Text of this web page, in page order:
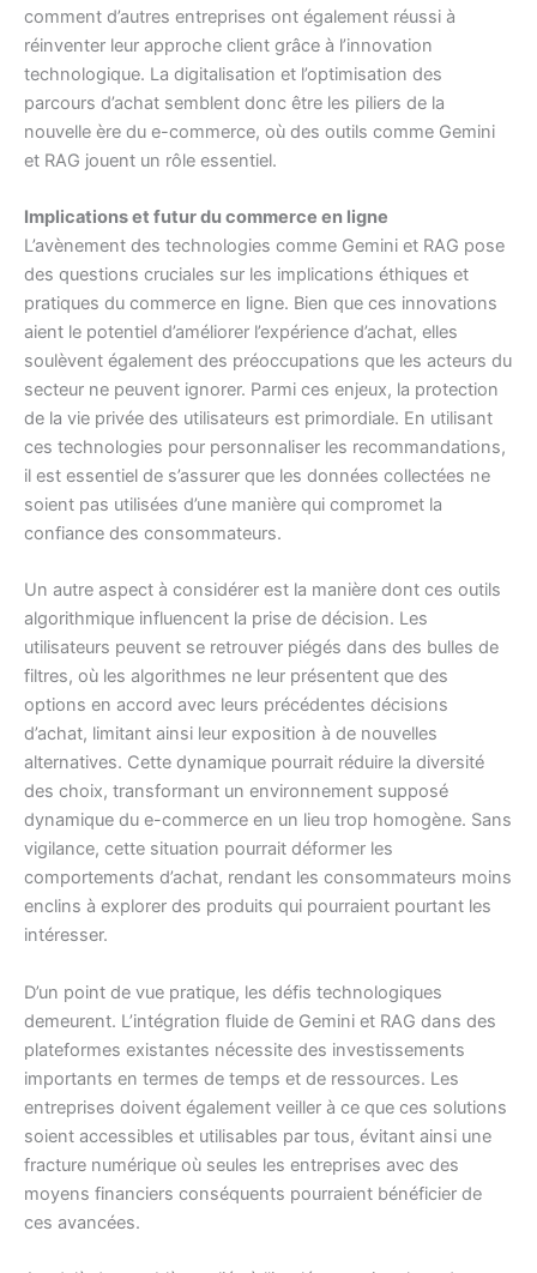
comment d’autres entreprises ont également réussi à
réinventer leur approche client grâce à l’innovation
technologique. La digitalisation et l’optimisation des
parcours d’achat semblent donc être les piliers de la
nouvelle ère du e-commerce, où des outils comme Gemini
et RAG jouent un rôle essentiel.
Implications et futur du commerce en ligne
L’avènement des technologies comme Gemini et RAG pose
des questions cruciales sur les implications éthiques et
pratiques du commerce en ligne. Bien que ces innovations
aient le potentiel d’améliorer l’expérience d’achat, elles
soulèvent également des préoccupations que les acteurs du
secteur ne peuvent ignorer. Parmi ces enjeux, la protection
de la vie privée des utilisateurs est primordiale. En utilisant
ces technologies pour personnaliser les recommandations,
il est essentiel de s’assurer que les données collectées ne
soient pas utilisées d’une manière qui compromet la
confiance des consommateurs.
Un autre aspect à considérer est la manière dont ces outils
algorithmique influencent la prise de décision. Les
utilisateurs peuvent se retrouver piégés dans des bulles de
filtres, où les algorithmes ne leur présentent que des
options en accord avec leurs précédentes décisions
d’achat, limitant ainsi leur exposition à de nouvelles
alternatives. Cette dynamique pourrait réduire la diversité
des choix, transformant un environnement supposé
dynamique du e-commerce en un lieu trop homogène. Sans
vigilance, cette situation pourrait déformer les
comportements d’achat, rendant les consommateurs moins
enclins à explorer des produits qui pourraient pourtant les
intéresser.
D’un point de vue pratique, les défis technologiques
demeurent. L’intégration fluide de Gemini et RAG dans des
plateformes existantes nécessite des investissements
importants en termes de temps et de ressources. Les
entreprises doivent également veiller à ce que ces solutions
soient accessibles et utilisables par tous, évitant ainsi une
fracture numérique où seules les entreprises avec des
moyens financiers conséquents pourraient bénéficier de
ces avancées.